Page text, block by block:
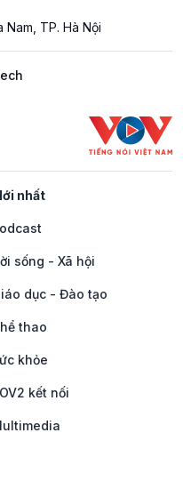
TP. Hà Nội
nhất
sống - Xã hội
dục - Đào tạo
thao
khỏe
kết nối